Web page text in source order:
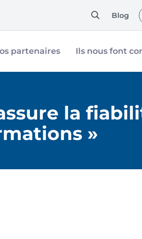
Blog
partenaires Ils nous font
la
»